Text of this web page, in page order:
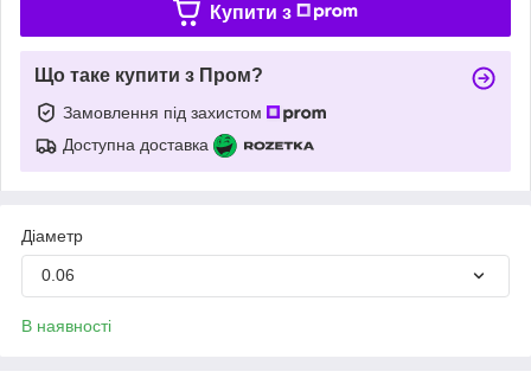
Купити з
Що таке купити з Пром?
Замовлення під захистом
Доступна доставка
Діаметр
0.06
В наявності